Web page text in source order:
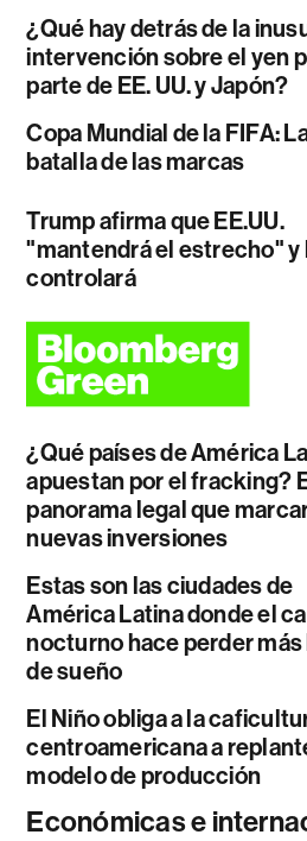
¿Qué hay detrás de la
intervención sobre el yen
parte de EE. UU. y Japón?
Copa Mundial de la FIFA:
batalla de las marcas
Trump afirma que EE.UU.
"mantendrá el estrecho" y
controlará
¿Qué países de América
apuestan por el fracking?
panorama legal que
nuevas inversiones
Estas son las ciudades de
América Latina donde el
nocturno hace perder más
de sueño
El Niño obliga a la
centroamericana a
modelo de producción
Económicas e